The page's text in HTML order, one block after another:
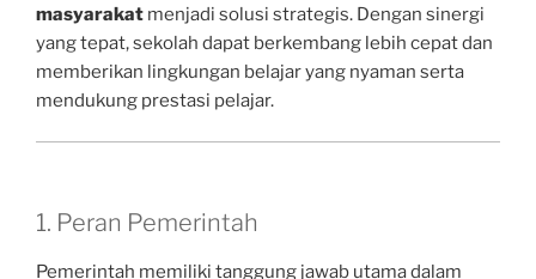
masyarakat menjadi solusi strategis. Dengan sinergi
yang tepat, sekolah dapat berkembang lebih cepat dan
memberikan lingkungan belajar yang nyaman serta
mendukung prestasi pelajar.
1. Peran Pemerintah
Pemerintah memiliki tanggung jawab utama dalam